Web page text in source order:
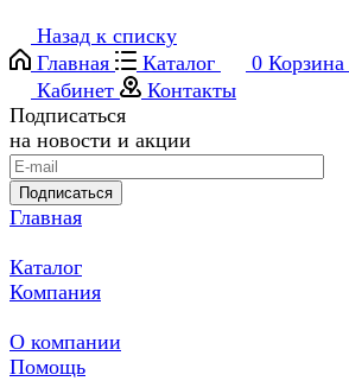
Назад к списку
Главная
Каталог 0 Корзина
Кабинет
Контакты
Подписаться
на новости и акции
Подписаться
Главная
Каталог
Компания
О компании
Помощь